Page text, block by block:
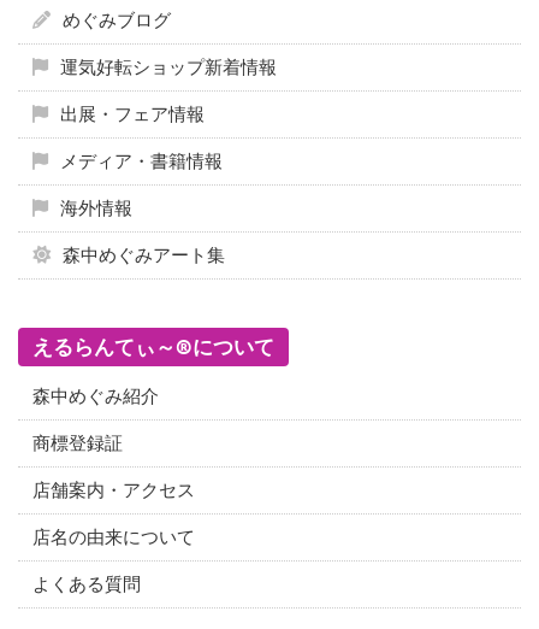
めぐみブログ
運気好転ショップ新着情報
出展・フェア情報
メディア・書籍情報
海外情報
森中めぐみアート集
えるらんてぃ～®について
森中めぐみ紹介
商標登録証
店舗案内・アクセス
店名の由来について
よくある質問